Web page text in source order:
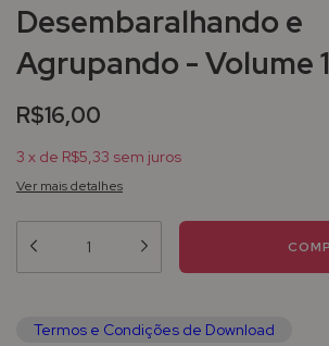
Desembaralhando e
Agrupando - Volume 1
R$16,00
3 x de R$5,33 sem juros
Ver mais detalhes
Termos e Condições de Download